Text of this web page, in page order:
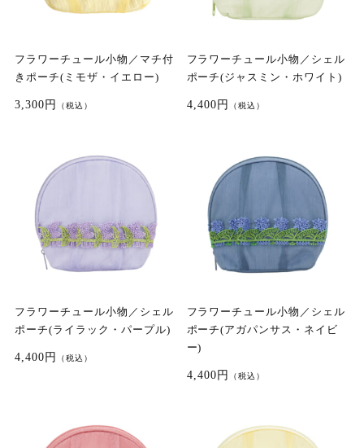
フラワーチュール小物／マチ付
きポーチ(ミモザ・イエロー)
3,300円 （税込）
フラワーチュール小物／シェル
ポーチ(ジャスミン・ホワイト)
4,400円 （税込）
フラワーチュール小物／シェル
ポーチ(ライラック・パープル)
4,400円 （税込）
フラワーチュール小物／シェル
ポーチ(アガパンサス・ネイビ
ー)
4,400円 （税込）